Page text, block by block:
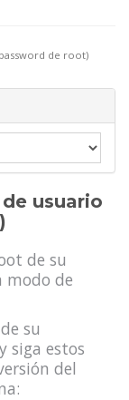
de root)
usuario
de su
modo de
su
siga estos
del